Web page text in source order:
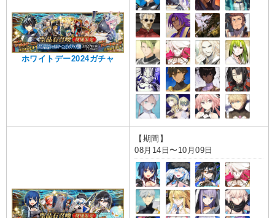
ホワイトデー2024ガチャ
【期間】
08月14日〜10月09日